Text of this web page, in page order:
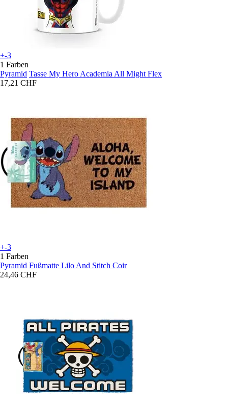
+-3
1 Farben
Pyramid Tasse My Hero Academia All Might Flex
17,21 CHF
+-3
1 Farben
Pyramid Fußmatte Lilo And Stitch Coir
24,46 CHF